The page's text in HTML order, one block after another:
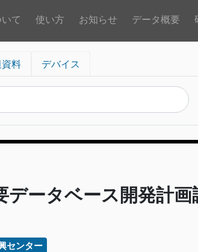
て 使い方 お知らせ データ概要
料 デバイス
データベース開発計
センター